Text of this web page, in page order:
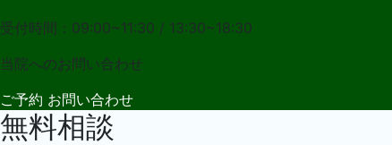
受付時間：09:00~11:30 / 13:30~18:30
当院へのお問い合わせ
ご予約 お問い合わせ
無料相談